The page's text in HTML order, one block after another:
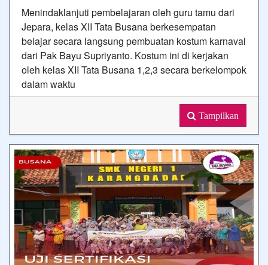
Menindaklanjuti pembelajaran oleh guru tamu dari
Jepara, kelas XII Tata Busana berkesempatan
belajar secara langsung pembuatan kostum karnaval
dari Pak Bayu Supriyanto. Kostum ini di kerjakan
oleh kelas XII Tata Busana 1,2,3 secara berkelompok
dalam waktu
Tampilkan